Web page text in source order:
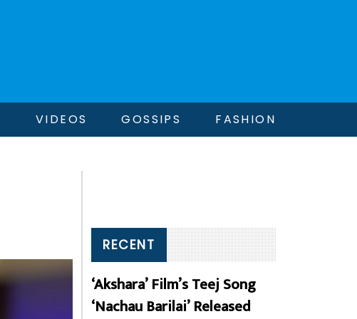
VIDEOS GOSSIPS FASHION
RECENT
‘Akshara’ Film’s Teej Song
‘Nachau Barilai’ Released